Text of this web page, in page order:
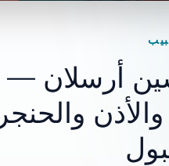
أرسلان —
والأذن